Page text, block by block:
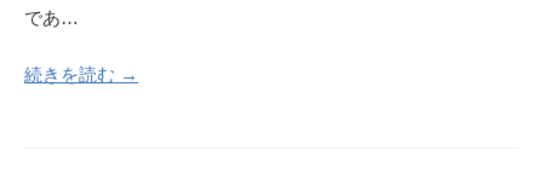
であ…
続きを読む →